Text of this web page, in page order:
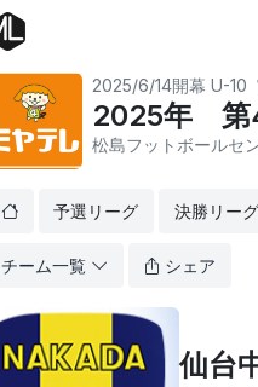
2025/6/14開幕 U-10
2025年 第
松島フットボールセ
予選リーグ 決勝リーグ
チーム一覧 シェア
仙台